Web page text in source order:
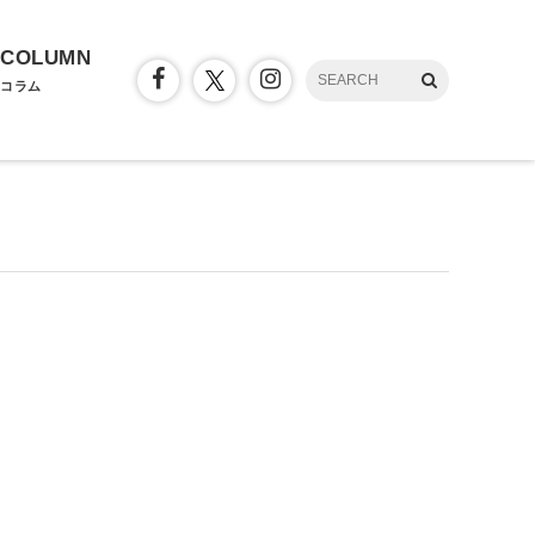
COLUMN
コラム